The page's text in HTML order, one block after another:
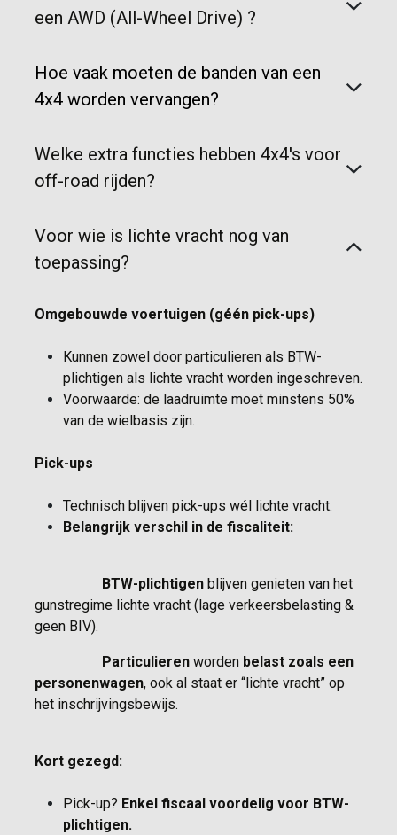
een AWD (All-Wheel Drive) ?
Hoe vaak moeten de banden van een
4x4 worden vervangen?
Welke extra functies hebben 4x4's voor
off-road rijden?
Voor wie is lichte vracht nog van
toepassing?
Omgebouwde voertuigen (géén pick-ups)
Kunnen zowel door particulieren als BTW-
plichtigen als lichte vracht worden ingeschreven.
Voorwaarde: de laadruimte moet minstens 50%
van de wielbasis zijn.
Pick-ups
Technisch blijven pick-ups wél lichte vracht.
Belangrijk verschil in de fiscaliteit:
​BTW-plichtigenblijven genieten van het
gunstregime lichte vracht (lage verkeersbelasting &
geen BIV).
​Particulierenworden belast zoals een
personenwagen, ook al staat er “lichte vracht” op
het inschrijvingsbewijs.
Kort gezegd:
Pick-up? Enkel fiscaal voordelig voor BTW-
plichtigen.